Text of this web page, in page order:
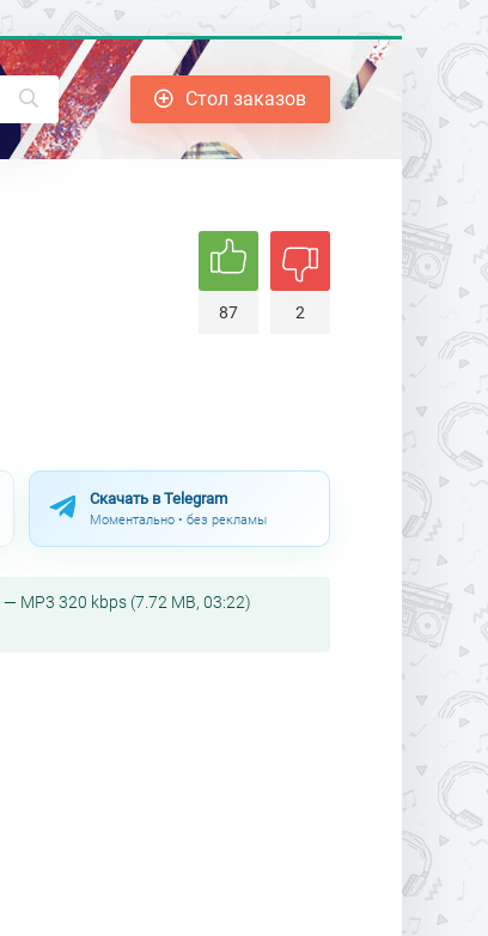
Стол заказов
87 2
Скачать в Telegram
Моментально • без рекламы
— MP3 320 kbps (7.72 MB, 03:22)